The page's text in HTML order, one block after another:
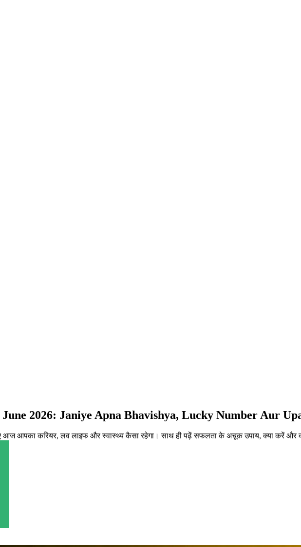
2026: Janiye Apna Bhavishya, Lucky Number Aur
आज आपका करियर, लव लाइफ और स्वास्थ्य कैसा रहेगा। साथ ही पढ़ें सफलता के अचूक उपाय, क्या करें और